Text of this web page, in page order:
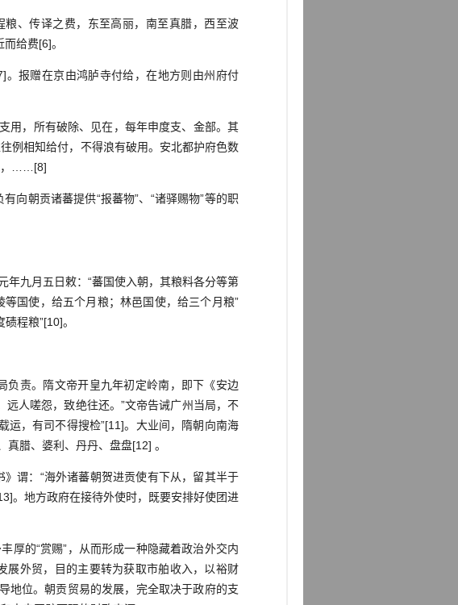
、传译之费，东至高丽，南至真腊，西至波
给费[6]。
报赠在京由鸿胪寺付给，在地方则由州府付
，所有破除、见在，每年申度支、金部。其
例相知给付，不得浪有破用。安北都护府色数
，……[8]
朝贡诸蕃提供“报蕃物”、“诸驿赐物”等的职
九月五日敕：“蕃国使入朝，其粮料各分等第
国使，给五个月粮；林邑国使，给三个月粮”
程粮”[10]。
责。隋文帝开皇九年初定岭南，即下《安边
人嗟怨，致绝往还。”文帝告诫广州当局，不
运，有司不得搜检”[11]。大业间，隋朝向南海
腊、婆利、丹丹、盘盘[12] 。
谓：“海外诸蕃朝贺进贡使有下从，留其半于
。地方政府在接待外使时，既要安排好使团进
的“赏赐”，从而形成一种隐藏着政治外交内
展外贸，目的主要转为获取市舶收入，以裕财
地位。朝贡贸易的发展，完全取决于政府的支